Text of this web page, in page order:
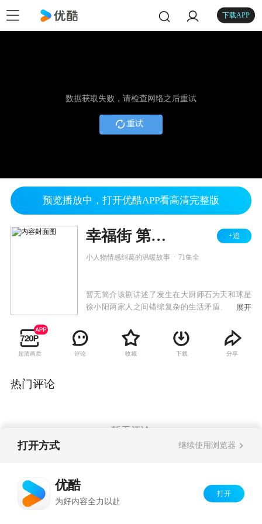
下载APP
数据获取失败，请检查网络之后重试
重试
预览播放中，打开优酷APP看高清完整版
幸福街 第一季 +追
小人物情感纠葛的温暖故事 71集全
暂无简介该剧讲述了发生在大厨师石为天和球星
徐小阳两家人之间错综复杂的生活矛盾、情感纠
形形色色的人物则穿插其间，为观众延续着这个
讲不完的幸福故事。
展开
超清画质 评论 收藏 下载 分享
热门评论
暂无评论
打开方式 继续使用浏览器
优酷
为好内容全力以赴
打开